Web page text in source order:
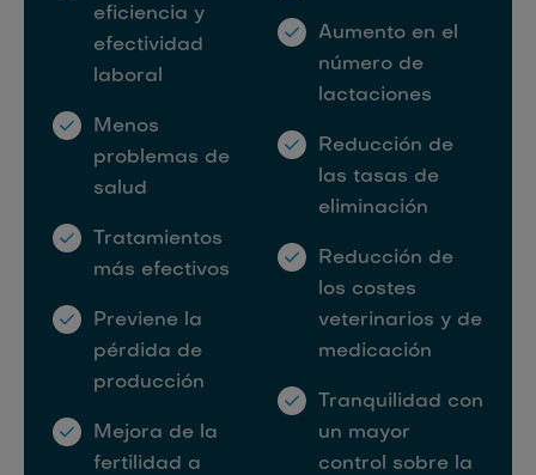
eficiencia y
efectividad
laboral
Menos
problemas de
salud
Tratamientos
más efectivos
Previene la
pérdida de
producción
Mejora de la
fertilidad a
Aumento en el
número de
lactaciones
Reducción de
las tasas de
eliminación
Reducción de
los costes
veterinarios y de
medicación
Tranquilidad con
un mayor
control sobre la